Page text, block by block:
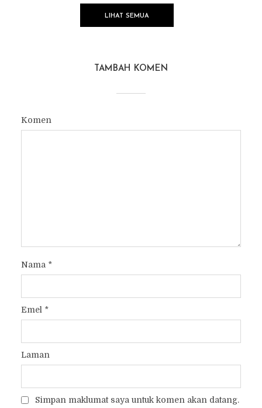
LIHAT SEMUA
TAMBAH KOMEN
Komen
Nama *
Emel *
Laman
Simpan maklumat saya untuk komen akan datang.